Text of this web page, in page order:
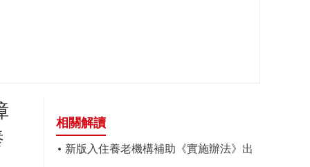
相關解讀
新版入住養老機構補助《實施辦法》出